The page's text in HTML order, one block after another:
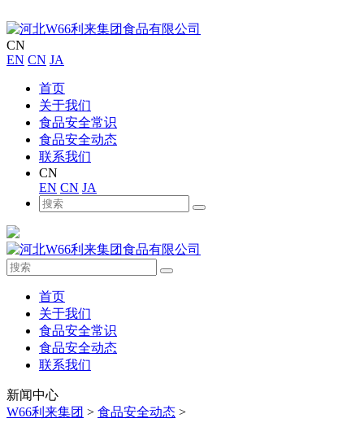
CN
EN CN JA
首页
关于我们
食品安全常识
食品安全动态
联系我们
CN
EN CN JA
首页
关于我们
食品安全常识
食品安全动态
联系我们
新闻中心
W66利来集团 > 食品安全动态 >